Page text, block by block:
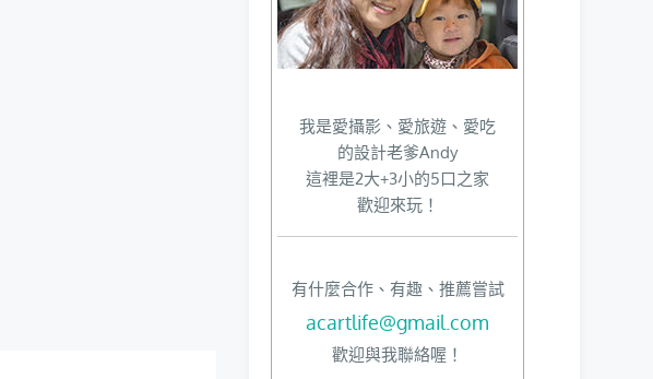
我是愛攝影、愛旅遊、愛吃
的設計老爹Andy
這裡是2大+3小的5口之家
歡迎來玩！
有什麼合作、有趣、推薦嘗試
acartlife@gmail.com
歡迎與我聯絡喔！